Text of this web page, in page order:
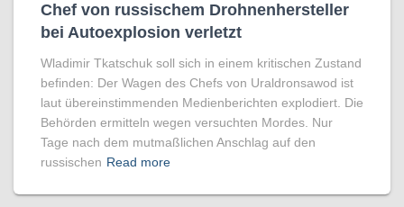
Chef von russischem Drohnenhersteller
bei Autoexplosion verletzt
Wladimir Tkatschuk soll sich in einem kritischen Zustand
befinden: Der Wagen des Chefs von Uraldronsawod ist
laut übereinstimmenden Medienberichten explodiert. Die
Behörden ermitteln wegen versuchten Mordes. Nur
Tage nach dem mutmaßlichen Anschlag auf den
russischen Read more